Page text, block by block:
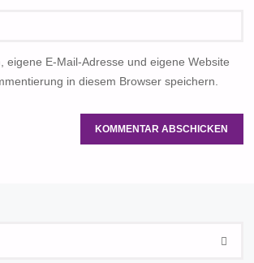
eigene E-Mail-Adresse und eigene Website
in diesem Browser speichern.
SUCHE